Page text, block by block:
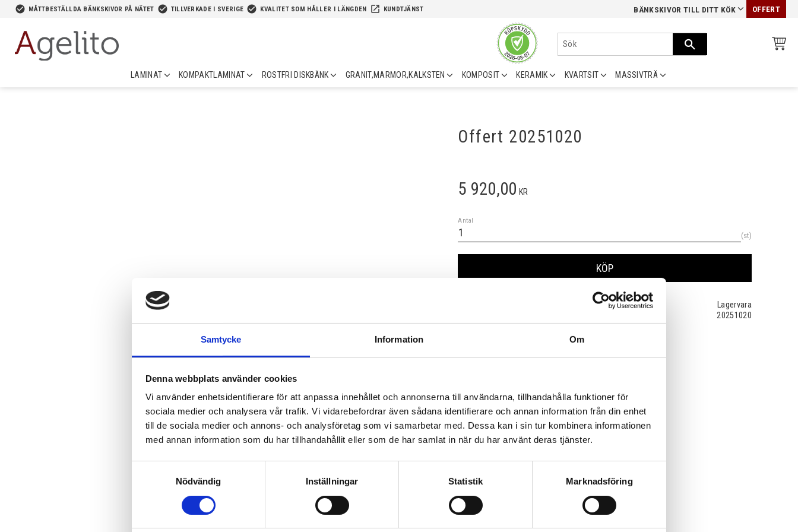
Samtycke Information Om
Denna webbplats använder cookies
Vi använder enhetsidentifierare för att anpassa innehållet och annonserna till användarna, tillhandahålla funktioner för
sociala medier och analysera vår trafik. Vi vidarebefordrar även sådana identifierare och annan information från din enhet
till de sociala medier och annons- och analysföretag som vi samarbetar med. Dessa kan i sin tur kombinera informationen
med annan information som du har tillhandahållit eller som de har samlat in när du har använt deras tjänster.
Nödvändig
Inställningar Statistik Marknadsföring
check_circle MÅTTBESTÄLLDA BÄNKSKIVOR PÅ NÄTET check_circle TILLVERKADE I SVERIGE check_circle KVALITET SOM HÅLLER I LÄNGDEN launch KUNDTJÄNST BÄNKSKIVOR TILL DITT KÖK OFFERT
LAMINAT KOMPAKTLAMINAT ROSTFRI DISKBÄNK GRANIT,MARMOR,KALKSTEN KOMPOSIT KERAMIK KVARTSIT MASSIVTRÄ
Offert 20251020
5 920,00 KR
Antal
st
KÖP
Lagervara
20251020